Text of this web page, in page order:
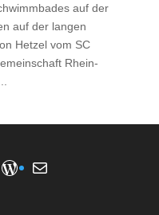
auf der
auf der langen
Hetzel vom SC
Rhein-
WordPress
E-Mail